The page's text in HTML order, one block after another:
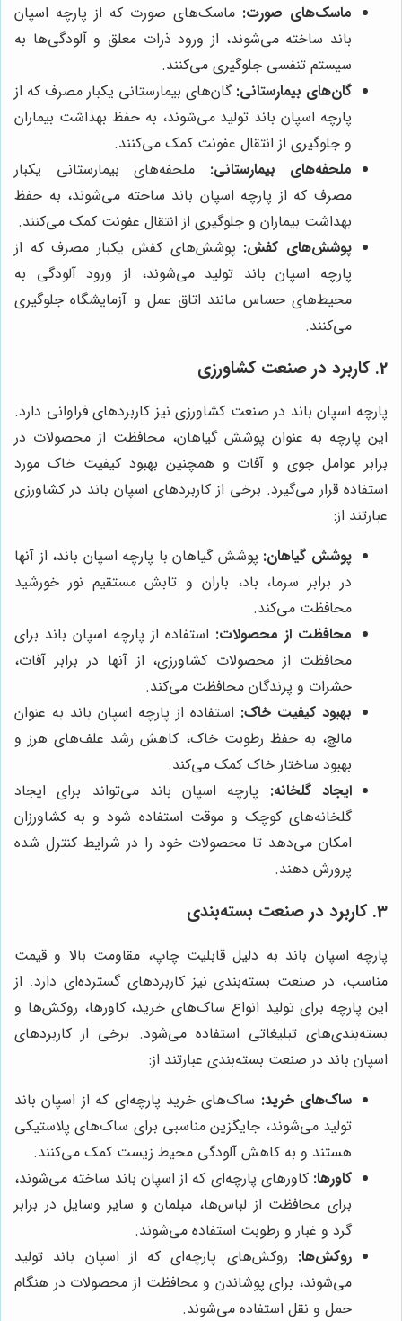
ماسک‌های صورت: ماسک‌های صورت که از پارچه اسپان
باند ساخته می‌شوند، از ورود ذرات معلق و آلودگی‌ها به
سیستم تنفسی جلوگیری می‌کنند.
گان‌های بیمارستانی: گان‌های بیمارستانی یکبار مصرف که از
پارچه اسپان باند تولید می‌شوند، به حفظ بهداشت بیماران
و جلوگیری از انتقال عفونت کمک می‌کنند.
ملحفه‌های بیمارستانی: ملحفه‌های بیمارستانی یکبار
مصرف که از پارچه اسپان باند ساخته می‌شوند، به حفظ
بهداشت بیماران و جلوگیری از انتقال عفونت کمک می‌کنند.
پوشش‌های کفش: پوشش‌های کفش یکبار مصرف که از
پارچه اسپان باند تولید می‌شوند، از ورود آلودگی به
محیط‌های حساس مانند اتاق عمل و آزمایشگاه جلوگیری
می‌کنند.
2. کاربرد در صنعت کشاورزی
پارچه اسپان باند در صنعت کشاورزی نیز کاربردهای فراوانی دارد.
این پارچه به عنوان پوشش گیاهان، محافظت از محصولات در
برابر عوامل جوی و آفات و همچنین بهبود کیفیت خاک مورد
استفاده قرار می‌گیرد. برخی از کاربردهای اسپان باند در کشاورزی
عبارتند از:
پوشش گیاهان: پوشش گیاهان با پارچه اسپان باند، از آنها
در برابر سرما، باد، باران و تابش مستقیم نور خورشید
محافظت می‌کند.
محافظت از محصولات: استفاده از پارچه اسپان باند برای
محافظت از محصولات کشاورزی، از آنها در برابر آفات،
حشرات و پرندگان محافظت می‌کند.
بهبود کیفیت خاک: استفاده از پارچه اسپان باند به عنوان
مالچ، به حفظ رطوبت خاک، کاهش رشد علف‌های هرز و
بهبود ساختار خاک کمک می‌کند.
ایجاد گلخانه: پارچه اسپان باند می‌تواند برای ایجاد
گلخانه‌های کوچک و موقت استفاده شود و به کشاورزان
امکان می‌دهد تا محصولات خود را در شرایط کنترل شده
پرورش دهند.
3. کاربرد در صنعت بسته‌بندی
پارچه اسپان باند به دلیل قابلیت چاپ، مقاومت بالا و قیمت
مناسب، در صنعت بسته‌بندی نیز کاربردهای گسترده‌ای دارد. از
این پارچه برای تولید انواع ساک‌های خرید، کاورها، روکش‌ها و
بسته‌بندی‌های تبلیغاتی استفاده می‌شود. برخی از کاربردهای
اسپان باند در صنعت بسته‌بندی عبارتند از:
ساک‌های خرید: ساک‌های خرید پارچه‌ای که از اسپان باند
تولید می‌شوند، جایگزین مناسبی برای ساک‌های پلاستیکی
هستند و به کاهش آلودگی محیط زیست کمک می‌کنند.
کاورها: کاورهای پارچه‌ای که از اسپان باند ساخته می‌شوند،
برای محافظت از لباس‌ها، مبلمان و سایر وسایل در برابر
گرد و غبار و رطوبت استفاده می‌شوند.
روکش‌ها: روکش‌های پارچه‌ای که از اسپان باند تولید
می‌شوند، برای پوشاندن و محافظت از محصولات در هنگام
حمل و نقل استفاده می‌شوند.